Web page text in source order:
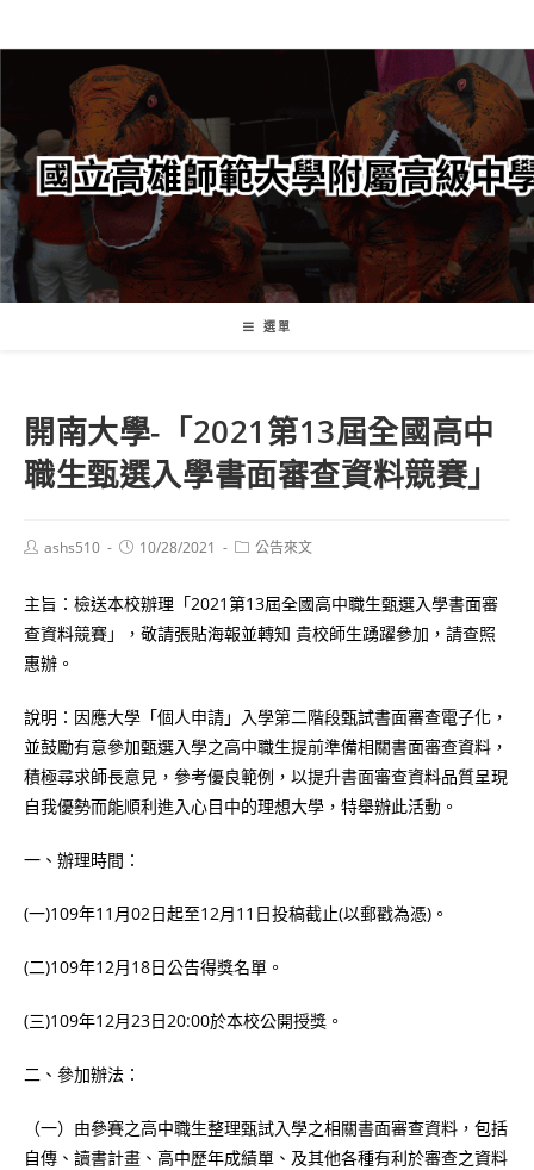
轉
要
內
容
選單
開南大學-「2021第13屆全國高中
職生甄選入學書面審查資料競賽」
Postashs510
Post10/28/2021
Post公告來文
主旨：檢送本校辦理「2021第13屆全國高中職生甄選入學書面審
查資料競賽」，敬請張貼海報並轉知 貴校師生踴躍參加，請查照
惠辦。
說明：因應大學「個人申請」入學第二階段甄試書面審查電子化，
並鼓勵有意參加甄選入學之高中職生提前準備相關書面審查資料，
積極尋求師長意見，參考優良範例，以提升書面審查資料品質呈現
自我優勢而能順利進入心目中的理想大學，特舉辦此活動。
一、辦理時間：
(一)109年11月02日起至12月11日投稿截止(以郵戳為憑)。
(二)109年12月18日公告得獎名單。
(三)109年12月23日20:00於本校公開授獎。
二、參加辦法：
（一）由參賽之高中職生整理甄試入學之相關書面審查資料，包括
自傳、讀書計畫、高中歷年成績單、及其他各種有利於審查之資料